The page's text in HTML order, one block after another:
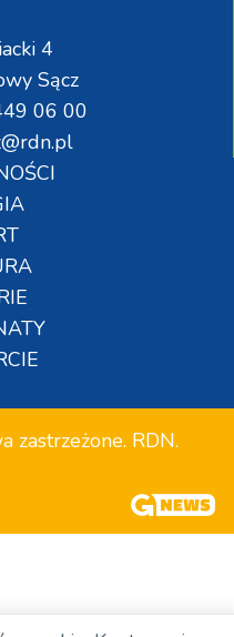
4
Sącz
06 00
zastrzeżone. RDN.